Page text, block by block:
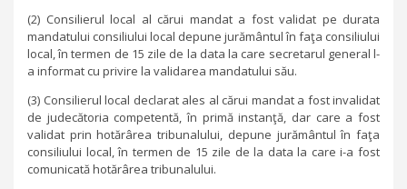
(2) Consilierul local al cărui mandat a fost validat pe durata
mandatului consiliului local depune jurământul în faţa consiliului
local, în termen de 15 zile de la data la care secretarul general l-
a informat cu privire la validarea mandatului său.
(3) Consilierul local declarat ales al cărui mandat a fost invalidat
de judecătoria competentă, în primă instanţă, dar care a fost
validat prin hotărârea tribunalului, depune jurământul în faţa
consiliului local, în termen de 15 zile de la data la care i-a fost
comunicată hotărârea tribunalului.